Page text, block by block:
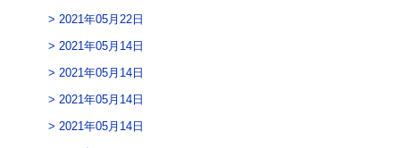
2021年05月22日
2021年05月14日
2021年05月14日
2021年05月14日
2021年05月14日